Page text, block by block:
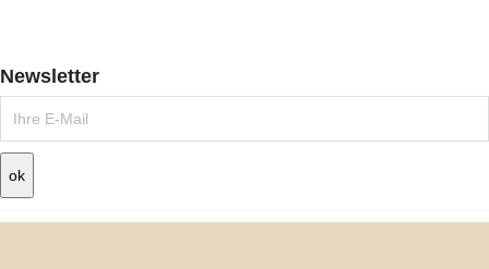
Newsletter